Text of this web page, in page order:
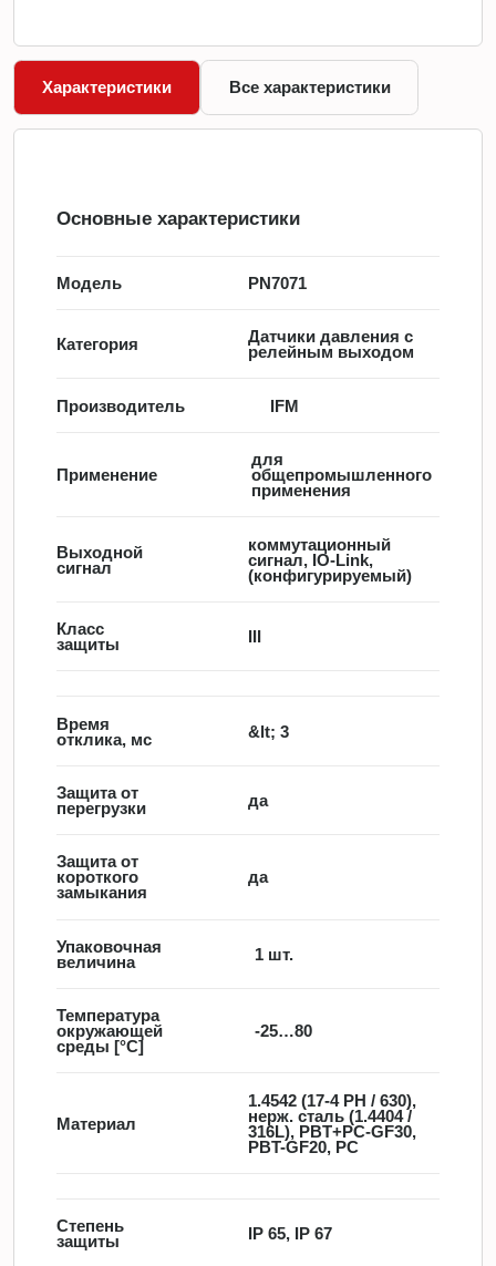
Характеристики Все характеристики
Основные характеристики
Модель PN7071
Категория
Датчики давления с
релейным выходом
Производитель IFM
Применение
для
общепромышленного
применения
Выходной
сигнал
коммутационный
сигнал, IO-Link,
(конфигурируемый)
Класс
защиты
Время
отклика, мс
&lt; 3
Защита от
перегрузки
да
Защита от
короткого
замыкания
да
Упаковочная
величина
1 шт.
Температура
окружающей
среды [°C]
-25…80
Материал
1.4542 (17-4 PH / 630),
нерж. сталь (1.4404 /
316L), PBT+PC-GF30,
PBT-GF20, PC
Степень
защиты
IP 65, IP 67